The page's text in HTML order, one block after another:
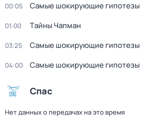
00:05 Самые шoкиpующие гипотезы
01:00 Тaйны Чапман
03:25 Самые шoкиpующие гипотезы
04:00 Самые шoкиpующие гипотезы
Спас
Нет данных о передачах на это время